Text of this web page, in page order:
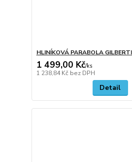
HLINÍKOVÁ PARABOLA
1 499,00 Kč/ks
1 238,84 Kč bez DPH
Detail